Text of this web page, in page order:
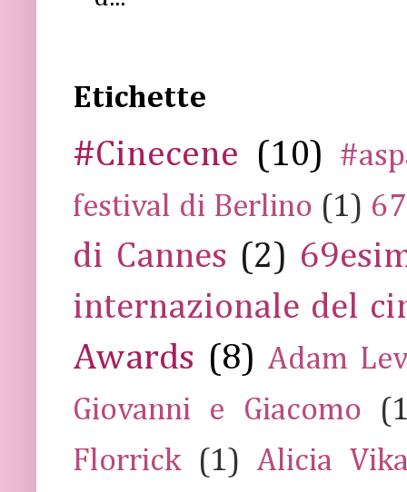
Etichette
#Cinecene (10)
festival di Berlino (1)
di Cannes (2)
internazionale del
Awards (8) Adam
Giovanni e Giacomo
Florrick
(1) Alicia